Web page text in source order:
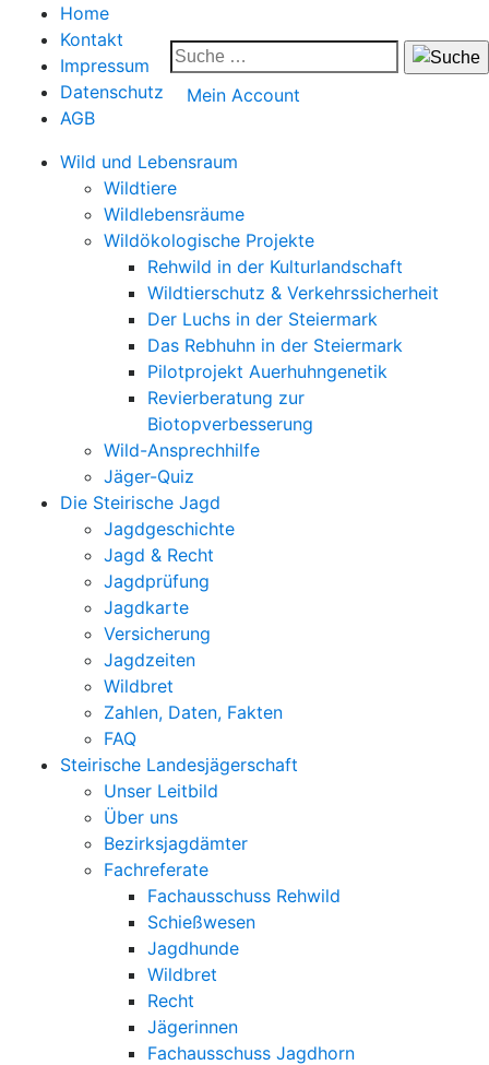
Home
Kontakt
Impressum
Datenschutz
AGB
Mein Account
Wild und Lebensraum
Wildtiere
Wildlebensräume
Wildökologische Projekte
Rehwild in der Kulturlandschaft
Wildtierschutz & Verkehrssicherheit
Der Luchs in der Steiermark
Das Rebhuhn in der Steiermark
Pilotprojekt Auerhuhngenetik
Revierberatung zur
Biotopverbesserung
Wild-Ansprechhilfe
Jäger-Quiz
Die Steirische Jagd
Jagdgeschichte
Jagd & Recht
Jagdprüfung
Jagdkarte
Versicherung
Jagdzeiten
Wildbret
Zahlen, Daten, Fakten
FAQ
Steirische Landesjägerschaft
Unser Leitbild
Über uns
Bezirksjagdämter
Fachreferate
Fachausschuss Rehwild
Schießwesen
Jagdhunde
Wildbret
Recht
Jägerinnen
Fachausschuss Jagdhorn